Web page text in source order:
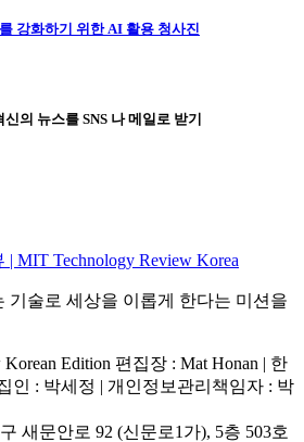
강화하기 위한 AI 활용 청사진
의 뉴스를 SNS 나 메일로 받기
기술로 세상을 이롭게 한다는 미션을
Edition 편집장 : Mat Honan | 한
인 : 박세정 | 개인정보관리책임자 : 박
새문안로 92 (신문로1가), 5층 503호